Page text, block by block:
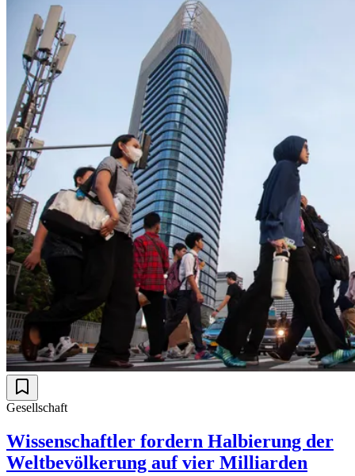
Gesellschaft
Wissenschaftler fordern Halbierung der
Weltbevölkerung auf vier Milliarden